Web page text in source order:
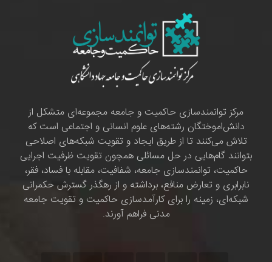
مرکز توانمندسازی حاکمیت و جامعه مجموعه‌ای متشکل از
دانش‌اموختگان رشته‌های علوم انسانی و اجتماعی است که
تلاش می‌کنند تا از طریق ایجاد و تقویت شبکه‌های اصلاحی
بتوانند گام‌هایی در حل مسائلی همچون تقویت ظرفیت اجرایی
حاکمیت، توانمندسازی جامعه، شفافیت، مقابله با فساد، فقر،
نابرابری و تعارض منافع، برداشته و از رهگذر گسترش حکمرانی
شبکه‌ای، زمینه را برای کارآمدسازی حاکمیت و تقویت جامعه
مدنی فراهم آورند.